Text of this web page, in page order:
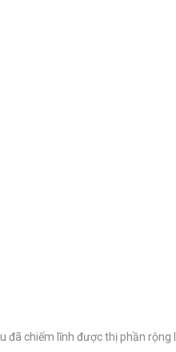
chiếm lĩnh được thị phần rộng